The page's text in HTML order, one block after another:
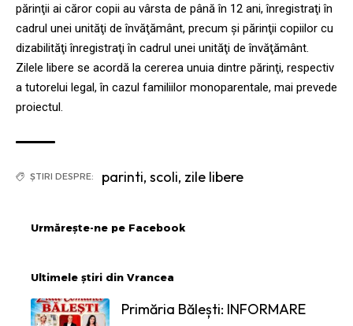
părinţii ai căror copii au vârsta de până în 12 ani, înregistraţi în
cadrul unei unităţi de învăţământ, precum şi părinţii copiilor cu
dizabilităţi înregistraţi în cadrul unei unităţi de învăţământ.
Zilele libere se acordă la cererea unuia dintre părinţi, respectiv
a tutorelui legal, în cazul familiilor monoparentale, mai prevede
proiectul.
ȘTIRI DESPRE: parinti, scoli, zile libere
Urmărește-ne pe Facebook
Ultimele știri din Vrancea
Primăria Bălești: INFORMARE